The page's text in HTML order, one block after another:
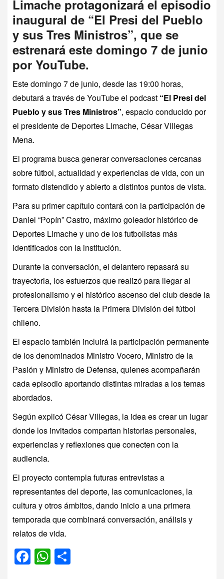
Limache protagonizará el episodio
inaugural de “El Presi del Pueblo
y sus Tres Ministros”, que se
estrenará este domingo 7 de junio
por YouTube.
Este domingo 7 de junio, desde las 19:00 horas,
debutará a través de YouTube el podcast “El Presi del
Pueblo y sus Tres Ministros”, espacio conducido por
el presidente de Deportes Limache, César Villegas
Mena.
El programa busca generar conversaciones cercanas
sobre fútbol, actualidad y experiencias de vida, con un
formato distendido y abierto a distintos puntos de vista.
Para su primer capítulo contará con la participación de
Daniel “Popín” Castro, máximo goleador histórico de
Deportes Limache y uno de los futbolistas más
identificados con la institución.
Durante la conversación, el delantero repasará su
trayectoria, los esfuerzos que realizó para llegar al
profesionalismo y el histórico ascenso del club desde la
Tercera División hasta la Primera División del fútbol
chileno.
El espacio también incluirá la participación permanente
de los denominados Ministro Vocero, Ministro de la
Pasión y Ministro de Defensa, quienes acompañarán
cada episodio aportando distintas miradas a los temas
abordados.
Según explicó César Villegas, la idea es crear un lugar
donde los invitados compartan historias personales,
experiencias y reflexiones que conecten con la
audiencia.
El proyecto contempla futuras entrevistas a
representantes del deporte, las comunicaciones, la
cultura y otros ámbitos, dando inicio a una primera
temporada que combinará conversación, análisis y
relatos de vida.
Facebook
WhatsApp